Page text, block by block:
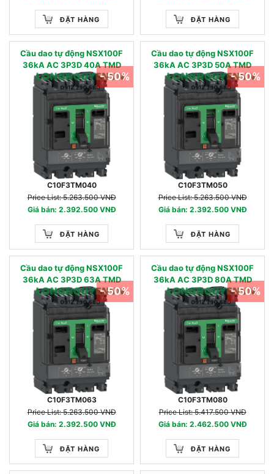
ĐẶT HÀNG ĐẶT HÀNG
Cầu dao tự động NSX100F
36kA AC 3P3D 40A TMD
C10F3TM040
Price List: 5.263.500 VNĐ
Giá bán: 2.392.500 VNĐ
ĐẶT HÀNG
- 50%
Cầu dao tự động NSX100F
36kA AC 3P3D 50A TMD
C10F3TM050
Price List: 5.263.500 VNĐ
Giá bán: 2.392.500 VNĐ
ĐẶT HÀNG
- 50%
Cầu dao tự động NSX100F
36kA AC 3P3D 63A TMD
C10F3TM063
Price List: 5.263.500 VNĐ
Giá bán: 2.392.500 VNĐ
ĐẶT HÀNG
- 50%
Cầu dao tự động NSX100F
36kA AC 3P3D 80A TMD
C10F3TM080
Price List: 5.417.500 VNĐ
Giá bán: 2.462.500 VNĐ
ĐẶT HÀNG
- 50%